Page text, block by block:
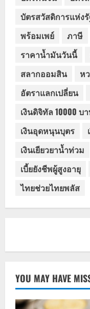
บัตรสวัสดิการแห่งรั
พร้อมเพย์
ภาษี
ราคาน้ำมันวันนี้
สลากออมสิน
ห
อัตราแลกเปลี่ยน
เงินดิจิทัล 10000 บ
เงินอุดหนุนบุตร
เงินเยียวยาน้ำท่วม
เบี้ยยังชีพผู้สูงอายุ
ไทยช่วยไทยพลัส
YOU MAY HAVE